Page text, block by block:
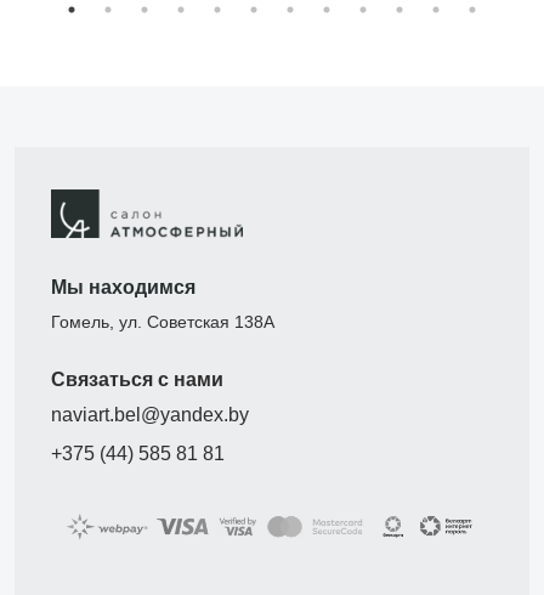
Мы находимся
Гомель, ул. Советская 138А
Связаться с нами
naviart.bel@yandex.by
+375 (44) 585 81 81